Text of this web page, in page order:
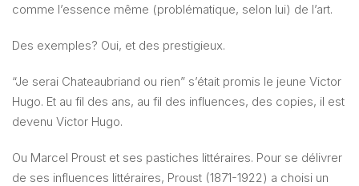
comme l’essence même (problématique, selon lui) de l’art.
Des exemples? Oui, et des prestigieux.
“Je serai Chateaubriand ou rien” s’était promis le jeune Victor
Hugo. Et au fil des ans, au fil des influences, des copies, il est
devenu Victor Hugo.
Ou Marcel Proust et ses pastiches littéraires. Pour se délivrer
de ses influences littéraires, Proust (1871-1922) a choisi un